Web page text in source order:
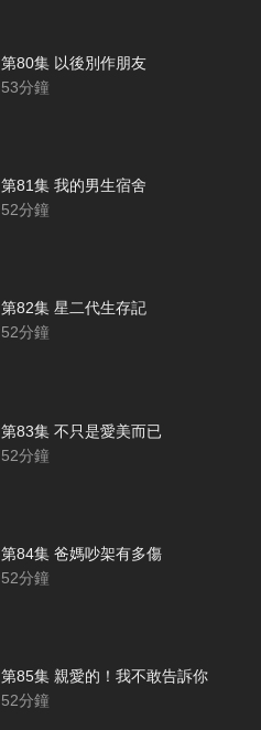
第80集 以後別作朋友
53分鐘
第81集 我的男生宿舍
52分鐘
第82集 星二代生存記
52分鐘
第83集 不只是愛美而已
52分鐘
第84集 爸媽吵架有多傷
52分鐘
第85集 親愛的！我不敢告訴你
52分鐘